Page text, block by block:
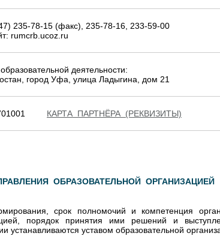
235-78-15 (факс), 235-78-16, 233-59-00
rumcrb.ucoz.ru
деятельности:
город Уфа, улица Ладыгина, дом 21
КАРТА ПАРТНЁРА (РЕКВИЗИТЫ)
ОБРАЗОВАТЕЛЬНОЙ ОРГАНИЗАЦИЕЙ
срок полномочий и компетенция
порядок принятия ими решений и
устанавливаются уставом образовательной